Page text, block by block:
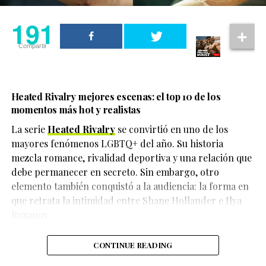
Muchos usuarios destacaron la honestidad de la
cantante al hablar sobre un tema que también afecta a
entretenimiento han decidido reducir su presencia en
internet para proteger su bienestar emocional frente a
la presión constante de las plataformas digitales.
su compromiso antes de la Met Gala. Sin embargo, ni
Sam Smith ni Christian Cowan habían hecho
declaraciones oficiales en ese momento.
con las especulaciones y confirmó la noticia de forma
directa.
La confesión llamó la atención de los espectadores
porque habló con total honestidad sobre las
191
Compartir
Heated Rivalry mejores escenas: el top 10 de los
momentos más hot y realistas
La serie Heated Rivalryse convirtió en uno de los
mayores fenómenos LGBTQ+ del año. Su historia
mezcla romance, rivalidad deportiva y una relación que
debe permanecer en secreto. Sin embargo, otro
elemento también conquistó a la audiencia: la forma en
que retrata la intimidad entre Shane Hollander e Ilya
CONTINUE READING